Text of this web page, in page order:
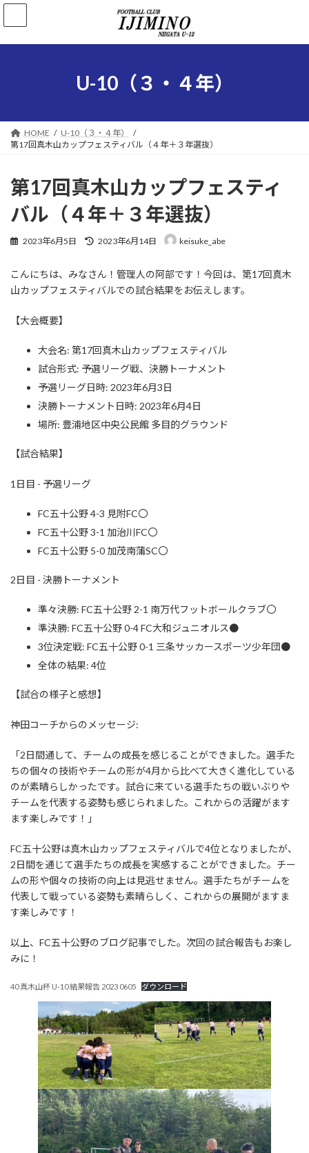
コ
ン
ナ
ー
U-10（３・４年）
HOME
U-10（３・４年）
第17回真木山カップフェスティバル（４年＋３年選抜）
第17回真木山カップフェスティ
バル（４年＋３年選抜）
2023年6月5日
最
新
日
2023年6月14日 keisuke_abe
こんにちは、みなさん！管理人の阿部です！今回は、第17回真木
山カップフェスティバルでの試合結果をお伝えします。
【大会概要】
大会名: 第17回真木山カップフェスティバル
試合形式: 予選リーグ戦、決勝トーナメント
予選リーグ日時: 2023年6月3日
決勝トーナメント日時: 2023年6月4日
場所: 豊浦地区中央公民館 多目的グラウンド
【試合結果】
1日目 - 予選リーグ
FC五十公野 4-3 見附FC〇
FC五十公野 3-1 加治川FC〇
FC五十公野 5-0 加茂南蒲SC〇
2日目 - 決勝トーナメント
準々決勝: FC五十公野 2-1 南万代フットボールクラブ〇
準決勝: FC五十公野 0-4 FC大和ジュニオルス●
3位決定戦: FC五十公野 0-1 三条サッカースポーツ少年団●
全体の結果: 4位
【試合の様子と感想】
神田コーチからのメッセージ:
「2日間通して、チームの成長を感じることができました。選手た
ちの個々の技術やチームの形が4月から比べて大きく進化している
のが素晴らしかったです。試合に来ている選手たちの戦いぶりや
チームを代表する姿勢も感じられました。これからの活躍がます
ます楽しみです！」
FC五十公野は真木山カップフェスティバルで4位となりましたが、
2日間を通じて選手たちの成長を実感することができました。チー
ムの形や個々の技術の向上は見逃せません。選手たちがチームを
代表して戦っている姿勢も素晴らしく、これからの展開がますま
す楽しみです！
以上、FC五十公野のブログ記事でした。次回の試合報告もお楽し
みに！
40 真木山杯 U-10 結果報告 2023 0605 ダウンロード